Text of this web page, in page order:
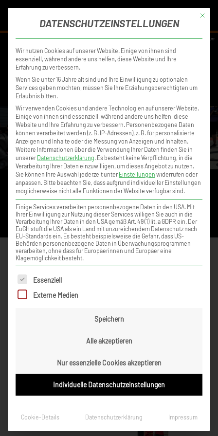
MENÜ
DISCLAIMER DATENSCHUTZ IMPRESSUM
Saison 2008
Mit
DATENSCHUTZEINSTELLUNGEN
Wir nutzen Cookies auf unserer Website. Einige von ihnen sind
essenziell, während andere uns helfen, diese Website und Ihre
Erfahrung zu verbessern.
Wenn Sie unter 16 Jahre alt sind und Ihre Einwilligung zu optionalen
Services geben möchten, müssen Sie Ihre Erziehungsberechtigten um
Erlaubnis bitten.
Wir verwenden Cookies und andere Technologien auf unserer Website.
Einige von ihnen sind essenziell, während andere uns helfen, diese
Website und Ihre Erfahrung zu verbessern. Personenbezogene Daten
können verarbeitet werden (z. B. IP-Adressen), z. B. für personalisierte
Anzeigen und Inhalte oder die Messung von Anzeigen und Inhalten.
Weitere Informationen über die Verwendung Ihrer Daten finden Sie in
unserer Datenschutzerklärung. Es besteht keine Verpflichtung, in die
Verarbeitung Ihrer Daten einzuwilligen, um dieses Angebot zu nutzen.
Sie können Ihre Auswahl jederzeit unter Einstellungen widerrufen oder
anpassen. Bitte beachten Sie, dass aufgrund individueller Einstellungen
möglicherweise nicht alle Funktionen der Website verfügbar sind.
Einige Services verarbeiten personenbezogene Daten in den USA. Mit
Ihrer Einwilligung zur Nutzung dieser Services willigen Sie auch in die
Verarbeitung Ihrer Daten in den USA gemäß Art. 49 (1) lit. a GDPR ein. Der
EuGH stuft die USA als ein Land mit unzureichendem Datenschutz nach
EU-Standards ein. Es besteht beispielsweise die Gefahr, dass US-
Behörden personenbezogene Daten in Überwachungsprogrammen
verarbeiten, ohne dass für Europäerinnen und Europäer eine
Klagemöglichkeit besteht.
Es folgt eine Liste der Service-Gruppen, für die eine Einwilligung
Essenziell
Externe Medien
Speichern
Alle akzeptieren
Nur essenzielle Cookies akzeptieren
Individuelle Datenschutzeinstellungen
Cookie-Details Datenschutzerklärung Impressum